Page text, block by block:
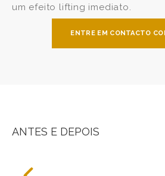
um efeito lifting imediato.
ENTRE EM CONTACTO
ANTES E DEPOIS